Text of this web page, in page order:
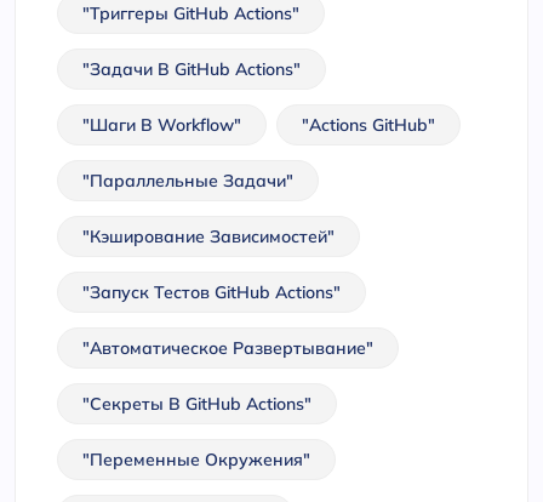
"триггеры GitHub Actions"
"задачи В GitHub Actions"
"шаги В Workflow" "actions GitHub"
"параллельные Задачи"
"кэширование Зависимостей"
"запуск Тестов GitHub Actions"
"автоматическое Развертывание"
"секреты В GitHub Actions"
"переменные Окружения"